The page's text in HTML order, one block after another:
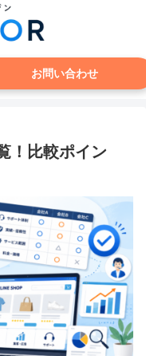
お問い合わせ
！比較ポイン